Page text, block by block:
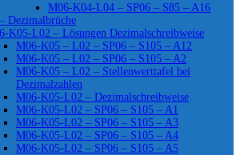
M06-K04-L04 – SP06 – S85 – A16
Dezimalbrüche
K05-L02 – Lösungen Dezimalschreibweise
M06-K05 – L02 – SP06 – S105 – A12
M06-K05 – L02 – SP06 – S105 – A2
M06-K05 – L02 – Stellenwerttafel bei
Dezimalzahlen
M06-K05-L02 – Dezimalschreibweise
M06-K05-L02 – SP06 – S105 – A1
M06-K05-L02 – SP06 – S105 – A3
M06-K05-L02 – SP06 – S105 – A4
M06-K05-L02 – SP06 – S105 – A5